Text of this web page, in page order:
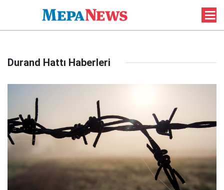
Durand Hattı Haberleri